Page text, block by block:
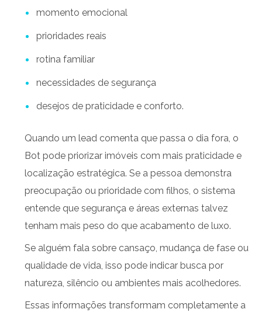
momento emocional
prioridades reais
rotina familiar
necessidades de segurança
desejos de praticidade e conforto.
Quando um lead comenta que passa o dia fora, o
Bot pode priorizar imóveis com mais praticidade e
localização estratégica. Se a pessoa demonstra
preocupação ou prioridade com filhos, o sistema
entende que segurança e áreas externas talvez
tenham mais peso do que acabamento de luxo.
Se alguém fala sobre cansaço, mudança de fase ou
qualidade de vida, isso pode indicar busca por
natureza, silêncio ou ambientes mais acolhedores.
Essas informações transformam completamente a